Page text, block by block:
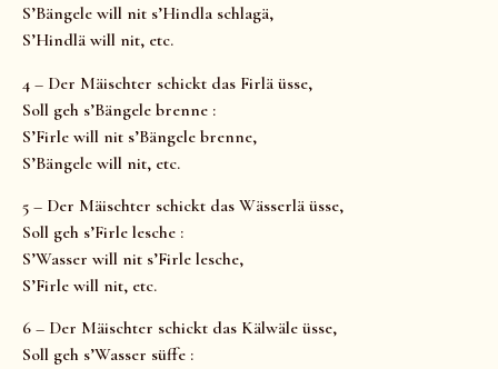
S’Bängele will nit s’Hindla schlagä,
S’Hindlä will nit, etc.
4 – Der Mäischter schickt das Firlä üsse,
Soll geh s’Bängele brenne :
S’Firle will nit s’Bängele brenne,
S’Bängele will nit, etc.
5 – Der Mäischter schickt das Wässerlä üsse,
Soll geh s’Firle lesche :
S’Wasser will nit s’Firle lesche,
S’Firle will nit, etc.
6 – Der Mäischter schickt das Kälwäle üsse,
Soll geh s’Wasser süffe :